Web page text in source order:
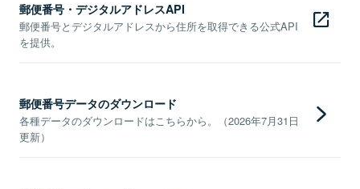
郵便番号・デジタルアドレスAPI
郵便番号とデジタルアドレスから住所を取得できる公式API
を提供。
郵便番号データのダウンロード
各種データのダウンロードはこちらから。（2026年7月31日
更新）